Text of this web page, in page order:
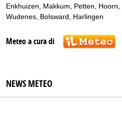
Enkhuizen
Makkum Petten Hoorn
Wudenes Bolsward Harlingen
Meteo a cura di
NEWS METEO